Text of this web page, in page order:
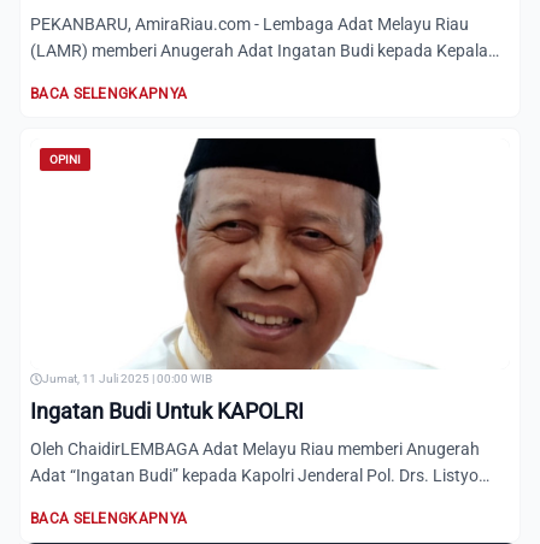
PEKANBARU, AmiraRiau.com - Lembaga Adat Melayu Riau
(LAMR) memberi Anugerah Adat Ingatan Budi kepada Kepala
BACA SELENGKAPNYA
OPINI
Jumat, 11 Juli 2025 | 00:00 WIB
Ingatan Budi Untuk KAPOLRI
Oleh ChaidirLEMBAGA Adat Melayu Riau memberi Anugerah
Adat “Ingatan Budi” kepada Kapolri Jenderal Pol. Drs. Listyo
BACA SELENGKAPNYA